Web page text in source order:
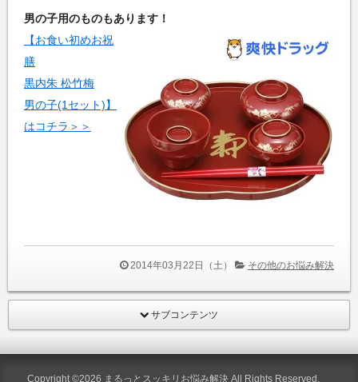
男の子用のものもあります！
【お食い初めお祝
膳
黒内朱 松竹梅
男の子(1セット)】
はコチラ＞＞
2014年03月22日（土） その他のお悩み解決
サブコンテンツ
Copyright ©2026 まるっとスッキリお悩み解決 All Rights Reserved.